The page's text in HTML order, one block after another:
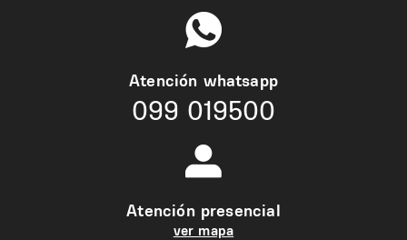
Atención whatsapp
099 019500
Atención presencial
ver mapa